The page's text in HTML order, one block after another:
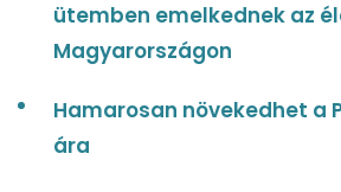
ütemben emelkednek az
Magyarországon
Hamarosan növekedhet a
ára